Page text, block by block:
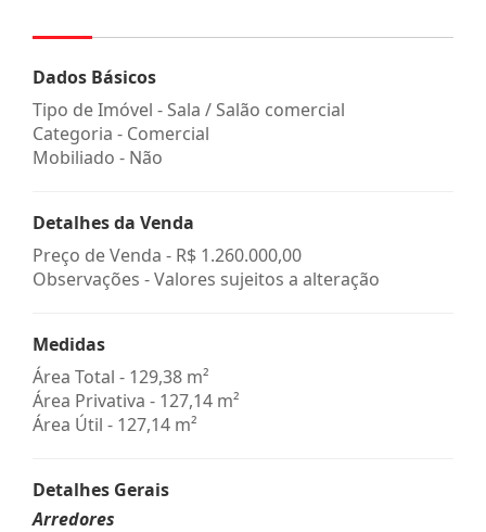
Dados Básicos
Tipo de Imóvel - Sala / Salão comercial
Categoria - Comercial
Mobiliado - Não
Detalhes da Venda
Preço de Venda - R$ 1.260.000,00
Observações - Valores sujeitos a alteração
Medidas
Área Total - 129,38 m²
Área Privativa - 127,14 m²
Área Útil - 127,14 m²
Detalhes Gerais
Arredores